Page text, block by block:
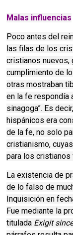
Malas influencias
Poco antes del
las filas de los
cristianos nuevos,
cumplimiento de
otras mostraban
en la fe respondía
sinagoga”. Es
hispánicos era
de la fe, no solo
cristianismo,
para los cristianos
La existencia de
de lo falso de
Inquisición en
Fue mediante la
titulada Exigit